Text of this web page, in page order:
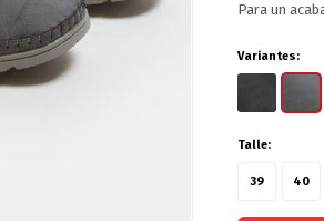
Para un
Variantes:
Talle:
39 40